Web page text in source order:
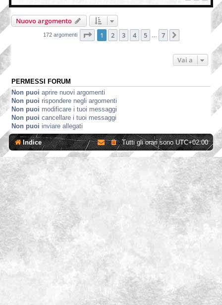
Nuovo argomento
172 argomenti Pagina di
1 2 3 4 5 7
Vai a
PERMESSI FORUM
Non puoi aprire nuovi argomenti
Non puoi rispondere negli argomenti
Non puoi modificare i tuoi messaggi
Non puoi cancellare i tuoi messaggi
Non puoi inviare allegati
Indice Tutti gli orari sonoUTC+02:00